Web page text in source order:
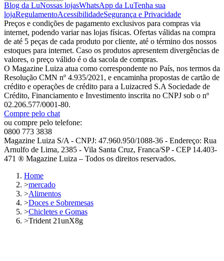
Blog da LuNossas lojasWhatsApp da LuTenha sua
lojaRegulamentoAcessibilidadeSegurança e Privacidade
Preços e condições de pagamento exclusivos para compras via
internet, podendo variar nas lojas físicas. Ofertas válidas na compra
de até 5 peças de cada produto por cliente, até o término dos nossos
estoques para internet. Caso os produtos apresentem divergências de
valores, o preço válido é o da sacola de compras.
O Magazine Luiza atua como correspondente no País, nos termos da
Resolução CMN nº 4.935/2021, e encaminha propostas de cartão de
crédito e operações de crédito para a Luizacred S.A Sociedade de
Crédito, Financiamento e Investimento inscrita no CNPJ sob o nº
02.206.577/0001-80.
Compre pelo chat
ou compre pelo telefone:
0800 773 3838
Magazine Luiza S/A - CNPJ: 47.960.950/1088-36 - Endereço: Rua
Arnulfo de Lima, 2385 - Vila Santa Cruz, Franca/SP - CEP 14.403-
471 ® Magazine Luiza – Todos os direitos reservados.
Home
>mercado
>Alimentos
>Doces e Sobremesas
>Chicletes e Gomas
>Trident 21unX8g